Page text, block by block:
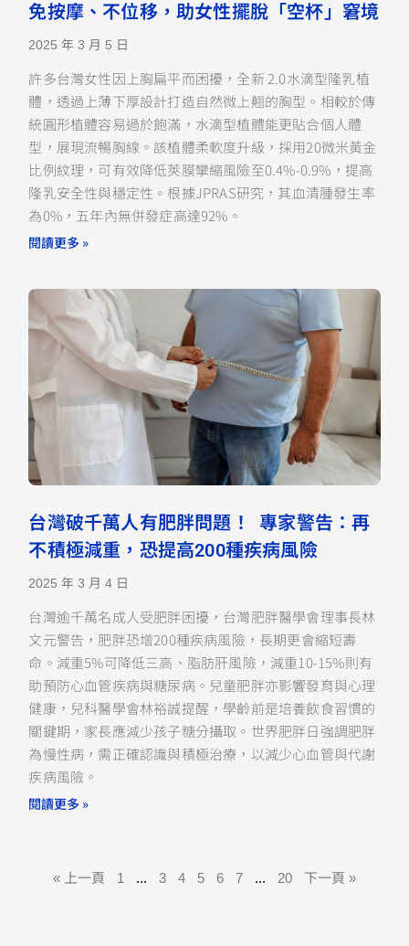
免按摩、不位移，助女性擺脫「空杯」窘境
2025 年 3 月 5 日
許多台灣女性因上胸扁平而困擾，全新 2.0水滴型隆乳植
體，透過上薄下厚設計打造自然微上翹的胸型。相較於傳
統圓形植體容易過於飽滿，水滴型植體能更貼合個人體
型，展現流暢胸線。該植體柔軟度升級，採用20微米黃金
比例紋理，可有效降低莢膜攣縮風險至0.4%-0.9%，提高
隆乳安全性與穩定性。根據JPRAS研究，其血清腫發生率
為0%，五年內無併發症高達92%。
閱讀更多 »
台灣破千萬人有肥胖問題！ 專家警告：再
不積極減重，恐提高200種疾病風險
2025 年 3 月 4 日
台灣逾千萬名成人受肥胖困擾，台灣肥胖醫學會理事長林
文元警告，肥胖恐增200種疾病風險，長期更會縮短壽
命。減重5%可降低三高、脂肪肝風險，減重10-15%則有
助預防心血管疾病與糖尿病。兒童肥胖亦影響發育與心理
健康，兒科醫學會林裕誠提醒，學齡前是培養飲食習慣的
關鍵期，家長應減少孩子糖分攝取。世界肥胖日強調肥胖
為慢性病，需正確認識與積極治療，以減少心血管與代謝
疾病風險。
閱讀更多 »
« 上一頁 1 ... 3 4 5 6 7 ... 20 下一頁 »